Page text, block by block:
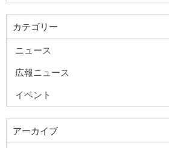
カテゴリー
ニュース
広報ニュース
イベント
アーカイブ